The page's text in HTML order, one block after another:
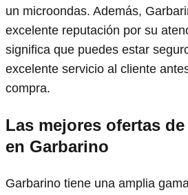
un microondas. Además,
excelente reputación por su
significa que puedes estar
excelente servicio al cliente
compra.
Las mejores ofertas
en Garbarino
Garbarino tiene una amplia